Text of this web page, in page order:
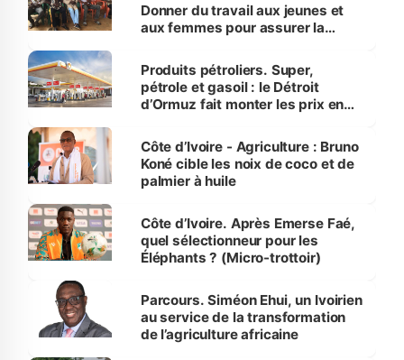
Donner du travail aux jeunes et
aux femmes pour assurer la
menacées
Produits pétroliers. Super,
pétrole et gasoil : le Détroit
d’Ormuz fait monter les prix en
Côte d’Ivoire - Agriculture : Bruno
Koné cible les noix de coco et de
palmier à huile
Côte d’Ivoire. Après Emerse Faé,
quel sélectionneur pour les
Éléphants ? (Micro-trottoir)
Parcours. Siméon Ehui, un Ivoirien
au service de la transformation
de l’agriculture africaine